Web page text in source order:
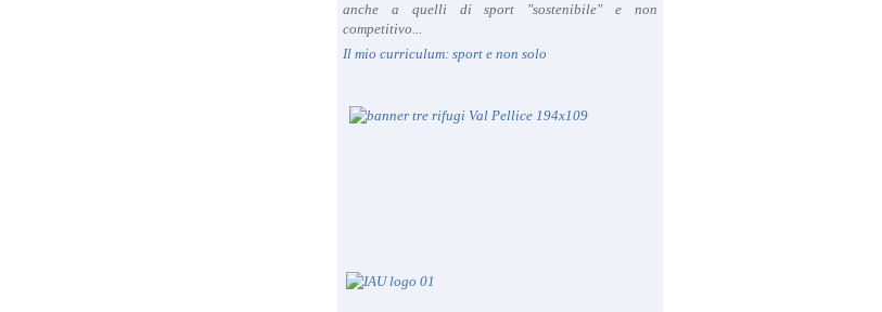
anche a quelli di sport "sostenibile" e non
competitivo...
Il mio curriculum: sport e non solo